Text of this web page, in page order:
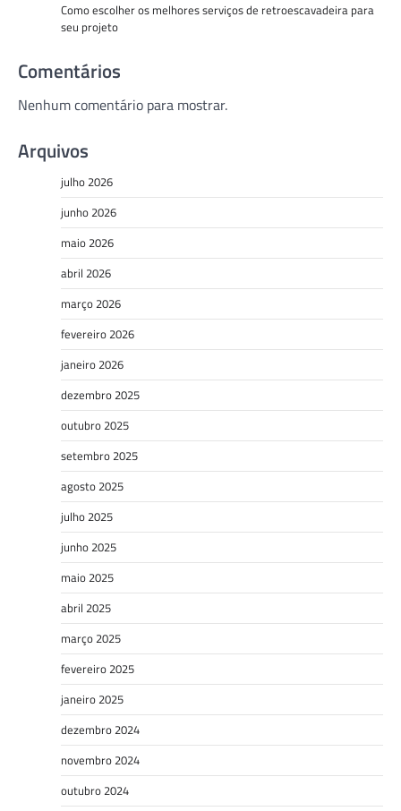
Como escolher os melhores serviços de retroescavadeira para
seu projeto
Comentários
Nenhum comentário para mostrar.
Arquivos
julho 2026
junho 2026
maio 2026
abril 2026
março 2026
fevereiro 2026
janeiro 2026
dezembro 2025
outubro 2025
setembro 2025
agosto 2025
julho 2025
junho 2025
maio 2025
abril 2025
março 2025
fevereiro 2025
janeiro 2025
dezembro 2024
novembro 2024
outubro 2024